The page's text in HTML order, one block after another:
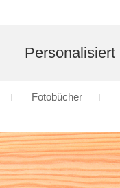
Personalisiert
Fotobücher